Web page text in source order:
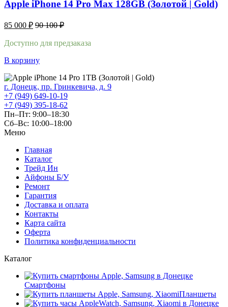
Apple iPhone 14 Pro Max 128GB (Золотой | Gold)
85 000 ₽ 90 100₽
Доступно для предзаказа
В корзину
г. Донецк, пр. Гринкевича, д. 9
+7 (949) 649-10-19
+7 (949) 395-18-62
Пн–Пт: 9:00–18:30
Сб–Вс: 10:00–18:00
Меню
Главная
Каталог
Трейд Ин
Айфоны Б/У
Ремонт
Гарантия
Доставка и оплата
Контакты
Карта сайта
Оферта
Политика конфиденциальности
Каталог
Смартфоны
Планшеты